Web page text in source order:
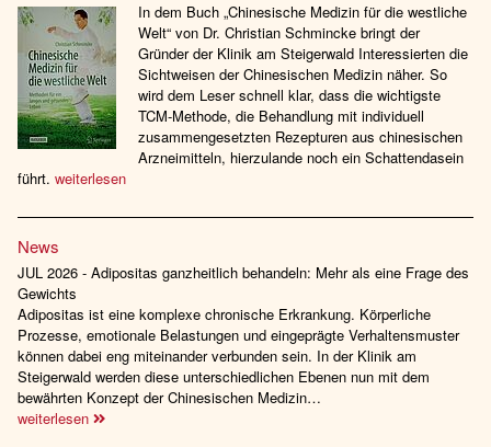
In dem Buch „Chinesische Medizin für die westliche
Welt“ von Dr. Christian Schmincke bringt der
Gründer der Klinik am Steigerwald Interessierten die
Sichtweisen der Chinesischen Medizin näher. So
wird dem Leser schnell klar, dass die wichtigste
TCM-Methode, die Behandlung mit individuell
zusammengesetzten Rezepturen aus chinesischen
Arzneimitteln, hierzulande noch ein Schattendasein
führt. weiterlesen
News
JUL 2026 - Adipositas ganzheitlich behandeln: Mehr als eine Frage des
Gewichts
Adipositas ist eine komplexe chronische Erkrankung. Körperliche
Prozesse, emotionale Belastungen und eingeprägte Verhaltensmuster
können dabei eng miteinander verbunden sein. In der Klinik am
Steigerwald werden diese unterschiedlichen Ebenen nun mit dem
bewährten Konzept der Chinesischen Medizin…
weiterlesen